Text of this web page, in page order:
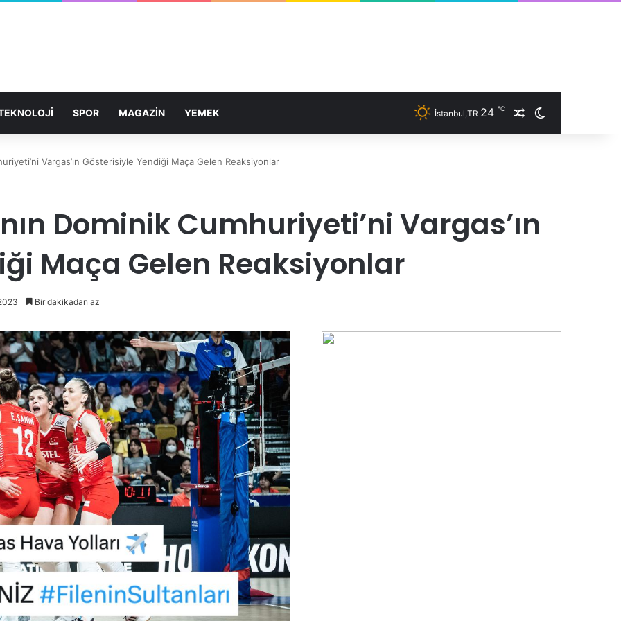
SPOR MAGAZİN YEMEK İstanbul,TR 24 ℃
Vargas’ın Gösterisiyle Yendiği Maça Gelen Reaksiyonlar
Dominik Cumhuriyeti’ni Vargas’ın
Maça Gelen Reaksiyonlar
Bir dakikadan az